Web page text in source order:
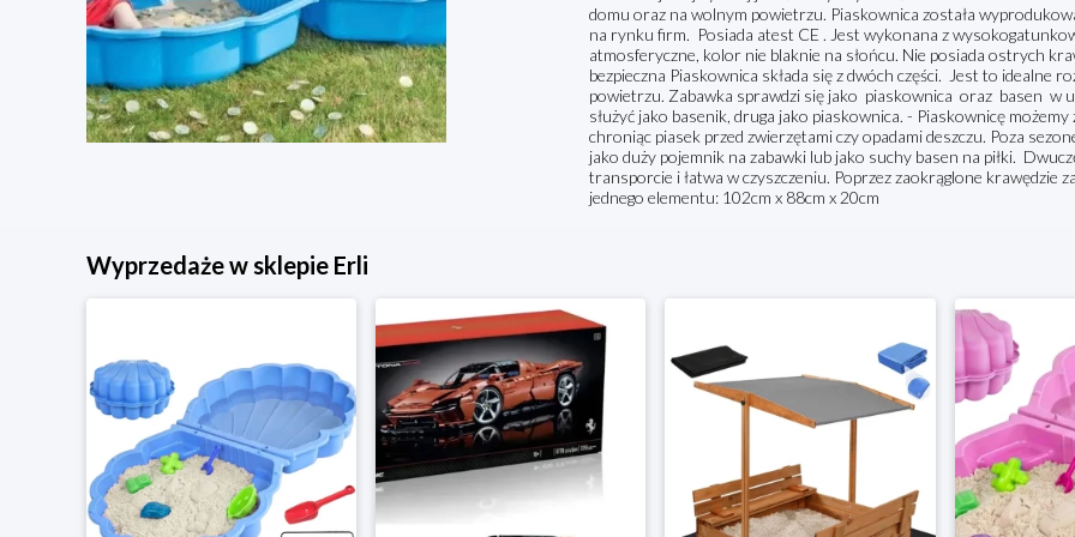
domu oraz na wolnym powietrzu. Piaskownica została
na rynku firm. Posiada atest CE . Jest wykonana z
atmosferyczne, kolor nie blaknie na słońcu. Nie posiada ostrych
bezpieczna Piaskownica składa się z dwóch części. Jest to idealne
powietrzu. Zabawka sprawdzi się jako piaskownica oraz basen w
służyć jako basenik, druga jako piaskownica. - Piaskownicę
chroniąc piasek przed zwierzętami czy opadami deszczu. Poza
jako duży pojemnik na zabawki lub jako suchy basen na piłki.
transporcie i łatwa w czyszczeniu. Poprzez zaokrąglone krawędzie
jednego elementu: 102cm x 88cm x 20cm
Wyprzedaże w sklepie Erli